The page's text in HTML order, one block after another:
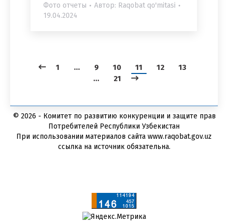
Фото отчеты Автор: Raqobat qo'mitasi
19.04.2024
1 … 9 10 11 12
13
…
21
© 2026 - Комитет по развитию конкуренции и защите прав
Потребителей Республики Узбекистан
При использовании материалов сайта www.raqobat.gov.uz
ссылка на источник обязательна.